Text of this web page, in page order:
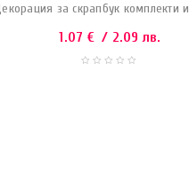
за скрапбук комплекти
1.07 € / 2.09 лв.